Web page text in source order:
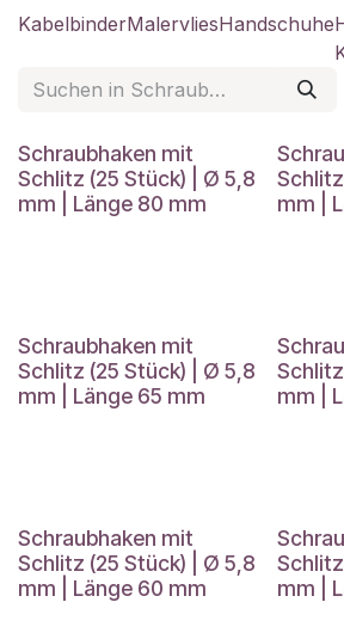
KabelbinderMalervliesHandschuhe
Schraubhaken mit
Schlitz (25 Stück) | Ø 5,8
mm | Länge 80 mm
mm |
Schraubhaken mit
Schlitz (25 Stück) | Ø 5,8
mm | Länge 65 mm
mm |
Schraubhaken mit
Schlitz (25 Stück) | Ø 5,8
mm | Länge 60 mm
mm |